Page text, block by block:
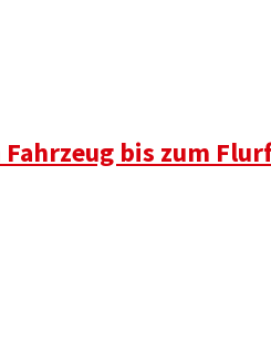
bis zum